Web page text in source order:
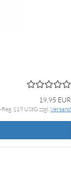
19,95 EUR
§19 UStG zzgl.Versand